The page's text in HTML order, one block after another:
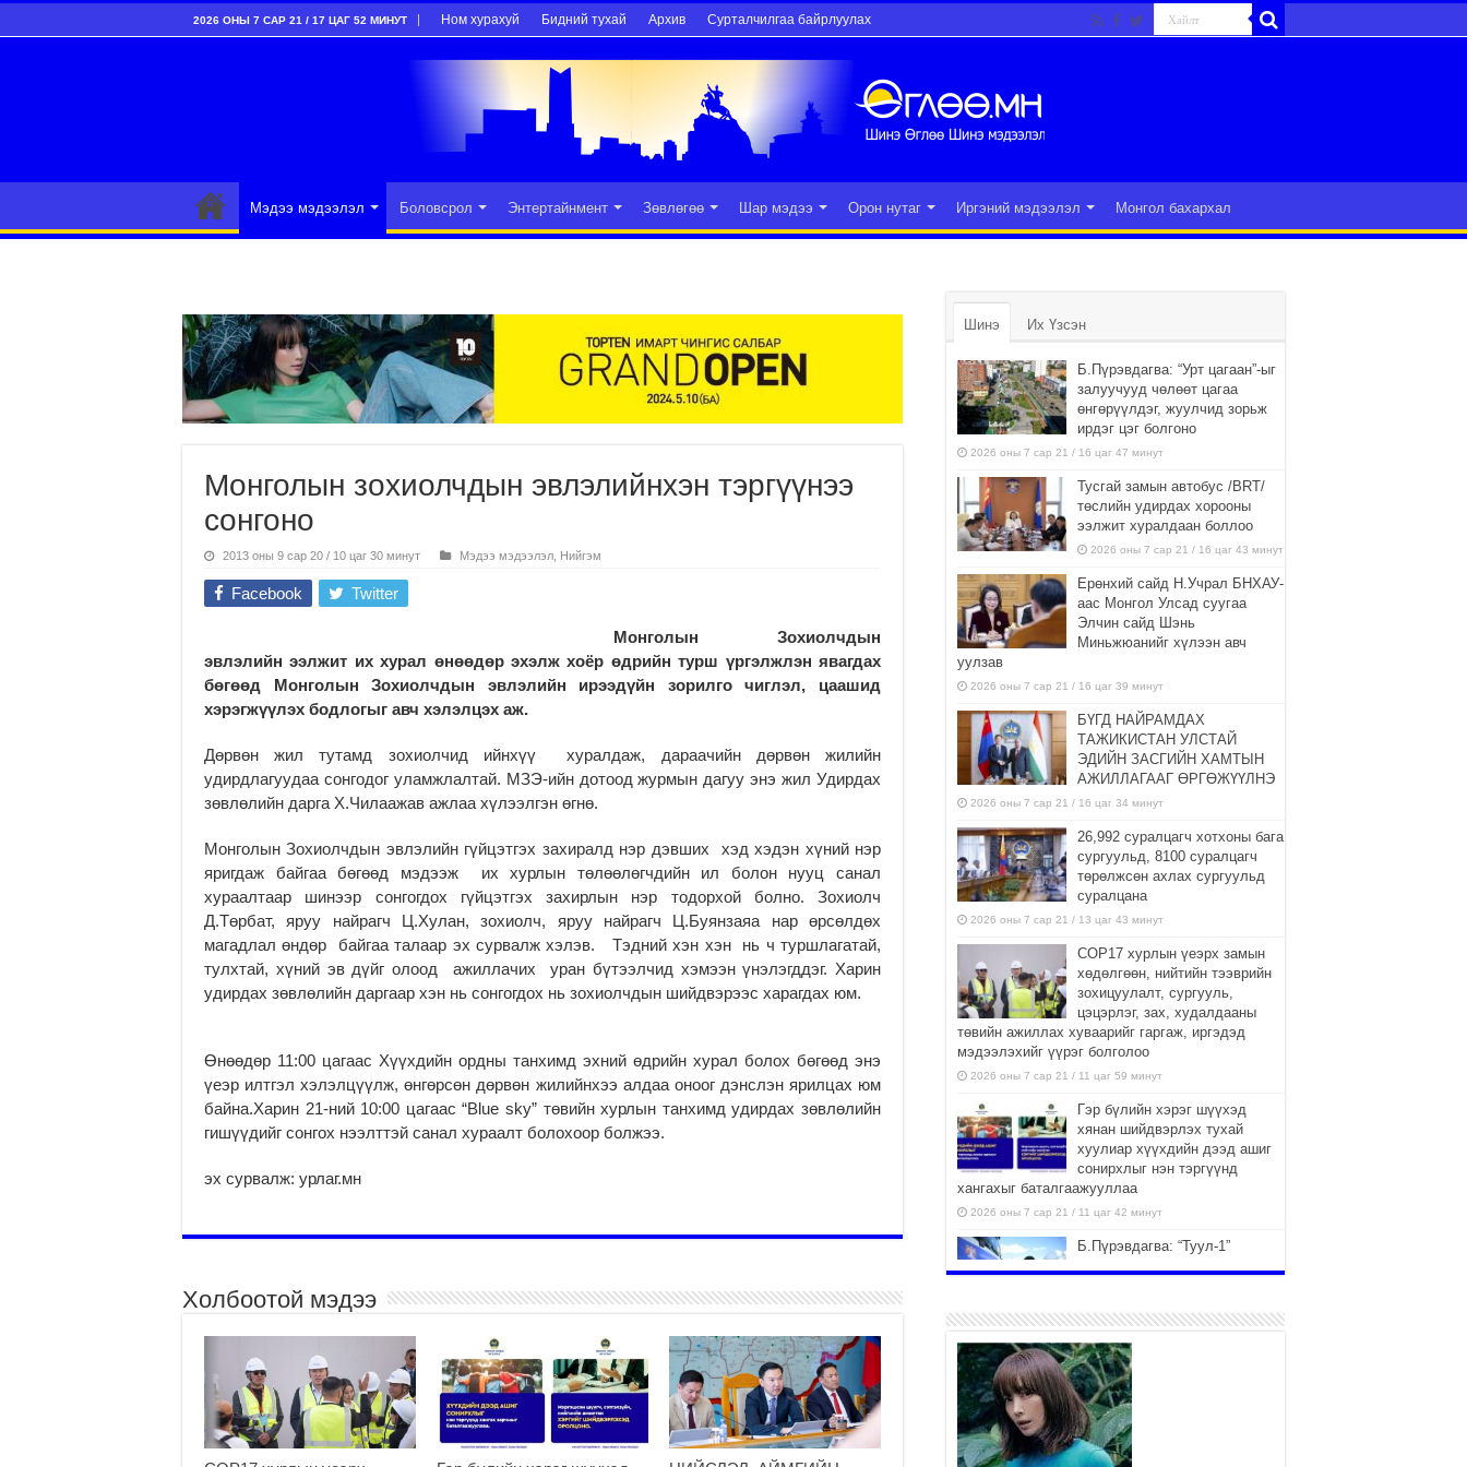
2026 ОНЫ 7 САР 21 / 17 ЦАГ 52 МИНУТ Ном хурахуй Бидний тухай Архив Сурталчилгаа байрлуулах
Мэдээ мэдээлэл Боловсрол Энтертайнмент Зөвлөгөө Шар мэдээ Орон нутаг Иргэний мэдээлэл Монгол бахархал
Монголын зохиолчдын эвлэлийнхэн тэргүүнээ
сонгоно
2013 оны 9 сар 20 / 10 цаг 30 минут Мэдээ мэдээлэл Нийгэм
Facebook Twitter
Монголын Зохиолчдын
эвлэлийн ээлжит их хурал өнөөдөр эхэлж хоёр өдрийн турш үргэлжлэн явагдах
бөгөөд Монголын Зохиолчдын эвлэлийн ирээдүйн зорилго чиглэл, цаашид
хэрэгжүүлэх бодлогыг авч хэлэлцэх аж.
Дөрвөн жил тутамд зохиолчид ийнхүү хуралдаж, дараачийн дөрвөн жилийн
удирдлагуудаа сонгодог уламжлалтай. МЗЭ-ийн дотоод журмын дагуу энэ жил Удирдах
зөвлөлийн дарга Х.Чилаажав ажлаа хүлээлгэн өгнө.
Монголын Зохиолчдын эвлэлийн гүйцэтгэх захиралд нэр дэвших хэд хэдэн хүний нэр
яригдаж байгаа бөгөөд мэдээж их хурлын төлөөлөгчдийн ил болон нууц санал
хураалтаар шинээр сонгогдох гүйцэтгэх захирлын нэр тодорхой болно. Зохиолч
Д.Төрбат, яруу найрагч Ц.Хулан, зохиолч, яруу найрагч Ц.Буянзаяа нар өрсөлдөх
магадлал өндөр байгаа талаар эх сурвалж хэлэв. Тэдний хэн хэн нь ч туршлагатай,
тулхтай, хүний эв дүйг олоод ажиллачих уран бүтээлчид хэмээн үнэлэгддэг. Харин
удирдах зөвлөлийн даргаар хэн нь сонгогдох нь зохиолчдын шийдвэрээс харагдах юм.
Өнөөдөр 11:00 цагаас Хүүхдийн ордны танхимд эхний өдрийн хурал болох бөгөөд энэ
үеэр илтгэл хэлэлцүүлж, өнгөрсөн дөрвөн жилийнхээ алдаа оноог дэнслэн ярилцах юм
байна.Харин 21-ний 10:00 цагаас “Blue sky” төвийн хурлын танхимд удирдах зөвлөлийн
гишүүдийг сонгох нээлттэй санал хураалт болохоор болжээ.
эх сурвалж: урлаг.мн
Холбоотой мэдээ
Шинэ Их Үзсэн
Б.Пүрэвдагва: “Урт цагаан”-ыг
залуучууд чөлөөт цагаа
өнгөрүүлдэг, жуулчид зорьж
ирдэг цэг болгоно
2026 оны 7 сар 21 / 16 цаг 47 минут
Тусгай замын автобус /BRT/
төслийн удирдах хорооны
ээлжит хуралдаан боллоо
2026 оны 7 сар 21 / 16 цаг 43 минут
Ерөнхий сайд Н.Учрал БНХАУ-
аас Монгол Улсад суугаа
Элчин сайд Шэнь
Миньжюанийг хүлээн авч
уулзав
2026 оны 7 сар 21 / 16 цаг 39 минут
БҮГД НАЙРАМДАХ
ТАЖИКИСТАН УЛСТАЙ
ЭДИЙН ЗАСГИЙН ХАМТЫН
АЖИЛЛАГААГ ӨРГӨЖҮҮЛНЭ
2026 оны 7 сар 21 / 16 цаг 34 минут
26,992 суралцагч хотхоны бага
сургуульд, 8100 суралцагч
төрөлжсөн ахлах сургуульд
суралцана
2026 оны 7 сар 21 / 13 цаг 43 минут
COP17 хурлын үеэрх замын
хөдөлгөөн, нийтийн тээврийн
зохицуулалт, сургууль,
цэцэрлэг, зах, худалдааны
төвийн ажиллах хуваарийг гаргаж, иргэдэд
мэдээлэхийг үүрэг болголоо
2026 оны 7 сар 21 / 11 цаг 59 минут
Гэр бүлийн хэрэг шүүхэд
хянан шийдвэрлэх тухай
хуулиар хүүхдийн дээд ашиг
сонирхлыг нэн тэргүүнд
хангахыг баталгаажууллаа
2026 оны 7 сар 21 / 11 цаг 42 минут
Б.Пүрэвдагва: “Туул-1”
2026 оны 7 сар 21 / 10 цаг 15 минут
НИЙСЛЭЛ, АЙМГИЙН
УДИРДЛАГУУДЫН АЖЛЫГ
ХҮНД СУРТЛЫГ БУУРУУЛЖ,
ИРГЭД, АЖ АХУЙН НЭГЖИЙН
АЧААГ ХЭРХЭН ХӨНГӨЛСНӨӨР ДҮГНЭНЭ